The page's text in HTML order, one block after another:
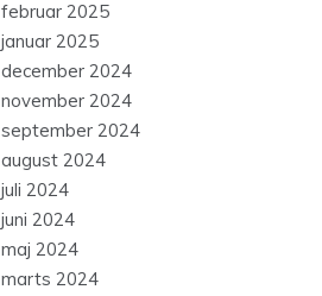
februar 2025
januar 2025
december 2024
november 2024
september 2024
august 2024
juli 2024
juni 2024
maj 2024
marts 2024